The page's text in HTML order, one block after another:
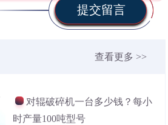
提交留言
查看更多 >>
对辊破碎机一台多少钱？每小
时产量100吨型号